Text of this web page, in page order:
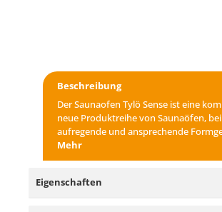
Beschreibung
Der Saunaofen Tylö Sense ist eine
neue Produktreihe von Saunaöfen,
aufregende und ansprechende
Mehr
Eigenschaften